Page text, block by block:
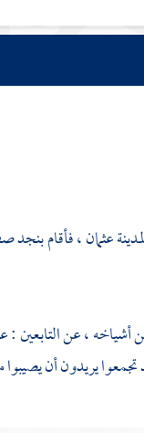
عثمان ، فأقامبنجد
، عن التابعين :
يريدون أن